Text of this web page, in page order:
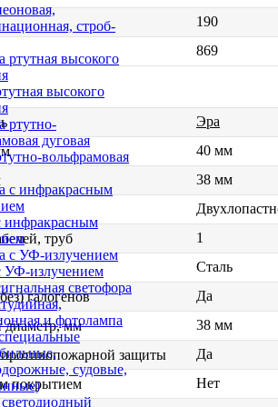
строб-
высокого
вольфрамовая
инфракрасным
УФ-излучением
светофора
и фотолампа
судовые,
190
869
Эра
40 мм
38 мм
труб
1
Сталь
галогенов
Да
мм
38 мм
защиты
Да
покрытием
Нет